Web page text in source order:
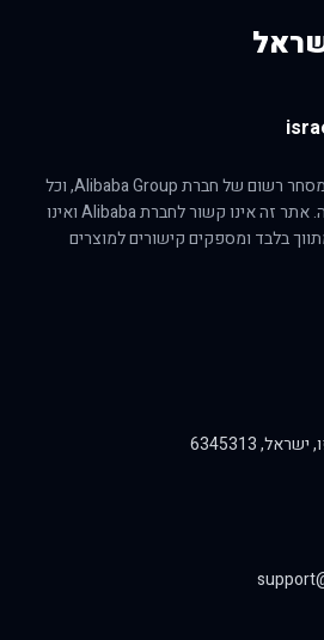
הסימן AliExpress הוא סימן מסחר רשום של חברת Alibaba Group, וכל
הזכויות הנוגעות לו שמורות לה. אתר זה אינו קשור לחברת Alibaba ואינו
בלבד ומספקים קישורים למוצרים